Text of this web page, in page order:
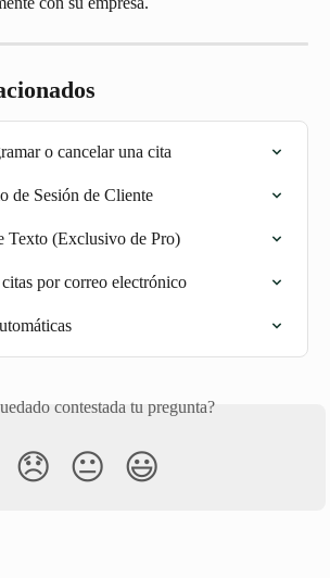
o cancelar una cita
de Sesión de Cliente
Texto (Exclusivo de Pro)
por correo electrónico
contestada tu pregunta?
😞 😐 😃